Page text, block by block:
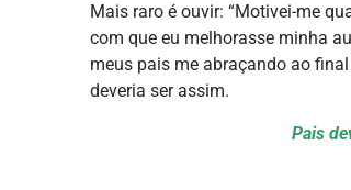
Mais raro é ouvir: “Motivei-me
com que eu melhorasse minha
meus pais me abraçando ao
deveria ser assim.
Pais